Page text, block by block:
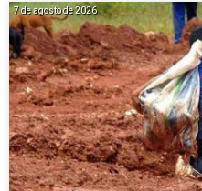
7 de agosto de 2026